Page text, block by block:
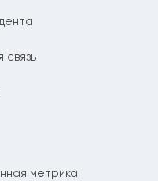
связь
метрика